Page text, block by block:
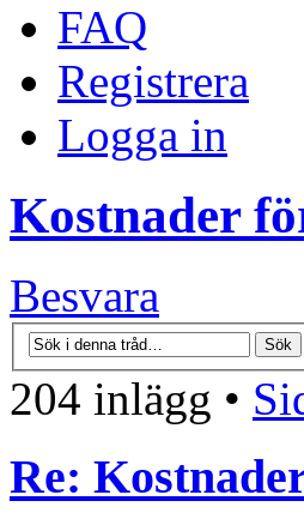
FAQ
Registrera
Logga in
Kostnader
Besvara
204 inlägg •
Re: